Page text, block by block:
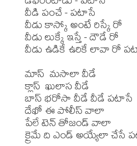
వీడి పంచే - పటాసే
వీడు కాస్కో అంటే రిస్కే రో
వీడు లుక్కే ఇస్తే - దౌడే రో
వీడు ఉడికే ఉరికే లావా రో
మాస్  మసాలా వీడే
క్లాస్  ఖులాస వీడే
బాస్ భరోసా వీడే వీడే పటాసే
దేఖో ఈ పోలీస్ వాలా
పేలే టెన్ తోజండ్ వాలా
క్రైమే ది ఎండ్ అయ్యేలా చేసే